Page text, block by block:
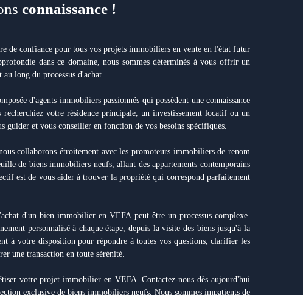
connaissance !
de confiance pour tous vos projets immobiliers en vente en l'état futur
dans ce domaine, nous sommes déterminés à vous offrir un
long du processus d'achat.
d'agents immobiliers passionnés qui possèdent une connaissance
votre résidence principale, un investissement locatif ou un
et vous conseiller en fonction de vos besoins spécifiques.
collaborons étroitement avec les promoteurs immobiliers de renom
de biens immobiliers neufs, allant des appartements contemporains
est de vous aider à trouver la propriété qui correspond parfaitement
d'un bien immobilier en VEFA peut être un processus complexe.
personnalisé à chaque étape, depuis la visite des biens jusqu'à la
à votre disposition pour répondre à toutes vos questions, clarifier les
une transaction en toute sérénité.
votre projet immobilier en VEFA. Contactez-nous dès aujourd'hui
exclusive de biens immobiliers neufs. Nous sommes impatients de